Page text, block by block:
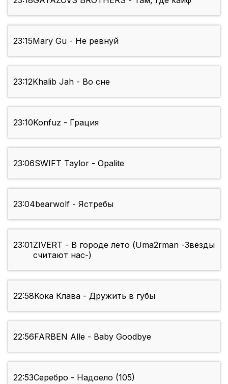
23:15Mary Gu - Не ревнуй
23:12Khalib Jah - Во сне
23:10Konfuz - Грация
23:06SWIFT Taylor - Opalite
23:04bearwolf - Ястребы
23:01ZIVERT - В городе лето (Uma2rman -Звёзды
считают нас-)
22:58Кока Клава - Дружить в губы
22:56FARBEN Alle - Baby Goodbye
22:53Серебро - Надоело (105)